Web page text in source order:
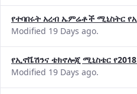
የተባበሩት አረብ ኤምሬቶች ሚኒስትር
Modified 19 Days ago.
የኢኖቬሽንና ቴክኖሎጂ ሚኒስቴር
Modified 19 Days ago.